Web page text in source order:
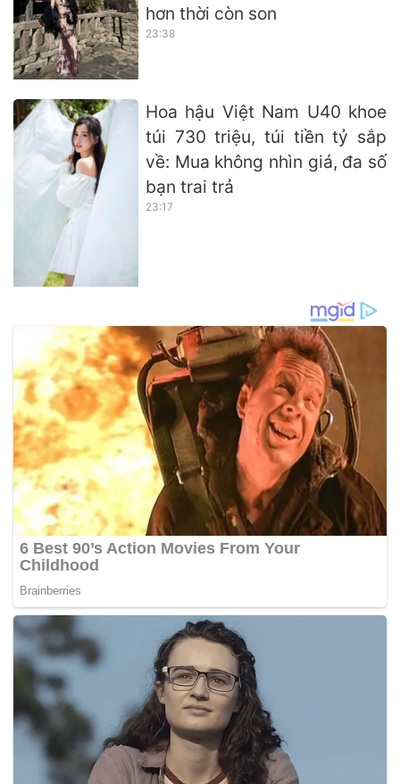
hơn thời còn son
23:38
Hoa hậu Việt Nam U40 khoe
túi 730 triệu, túi tiền tỷ sắp
về: Mua không nhìn giá, đa số
bạn trai trả
23:17